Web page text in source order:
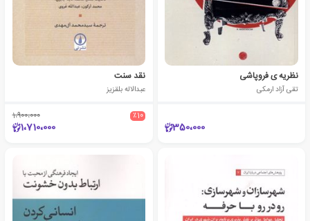
نظریه‌ ی‌ فروپاشی
تقی آزاد ارمکی
350،000
نقد سنت
عبدالاله بلقزیز
٪10 1،900،000
1،710،000